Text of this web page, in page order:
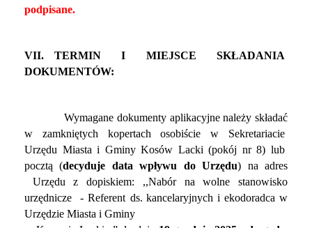
podpisane.
VII. TERMIN I MIEJSCE SKŁADANIA
DOKUMENTÓW:
Wymagane dokumenty aplikacyjne należy składać
w zamkniętych kopertach osobiście w Sekretariacie
Urzędu Miasta i Gminy Kosów Lacki (pokój nr 8) lub
pocztą (decyduje data wpływu do Urzędu) na adres
Urzędu z dopiskiem: ,,Nabór na wolne stanowisko
urzędnicze - Referent ds. kancelaryjnych i ekodoradca w
Urzędzie Miasta i Gminy